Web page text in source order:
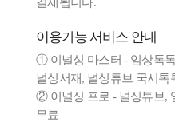
이용가능 서비스 안내
① 이널싱 마스터 - 임상톡
널싱서재, 널싱튜브 국시톡
② 이널싱 프로 - 널싱튜브,
무료